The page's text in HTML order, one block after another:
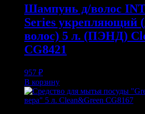
Шампунь д/волос
Series укрепляющий
волос) 5 л. (ПЭНД)
CG8421
957 ₽
В корзину